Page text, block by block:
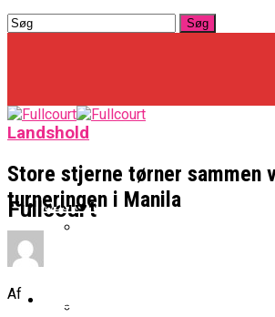
Fullcourt
Basketligaen
NBA
Landshold
Store stjerne tørner sammen
turneringen i Manila
Af